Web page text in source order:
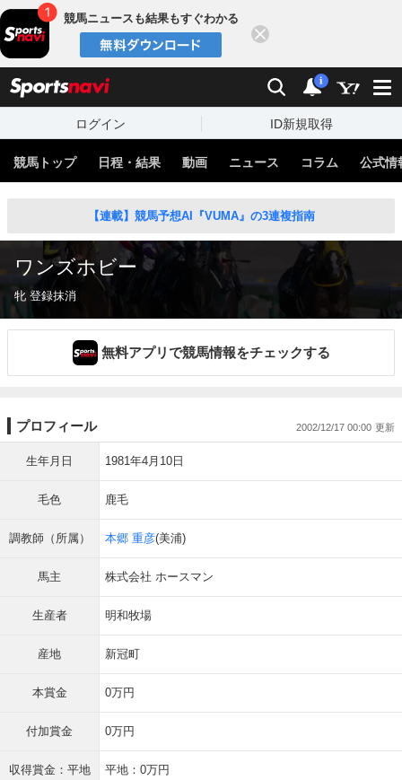
競馬ニュースも結果もすぐわかる
検索 通知
i
ログイン ID新規取得
競馬トップ 日程・結果 動画 ニュース コラム 公式情
【連載】競馬予想AI『VUMA』の3連複指南
ワンズホビー
牝 登録抹消
無料アプリで競馬情報をチェックする
プロフィール 2002/12/17 00:00
生年月日 1981年4月10日
毛色 鹿毛
調教師（所属） 本郷 重彦(美浦)
馬主 株式会社 ホースマン
生産者 明和牧場
産地 新冠町
本賞金 0万円
付加賞金 0万円
収得賞金：平地 平地：0万円